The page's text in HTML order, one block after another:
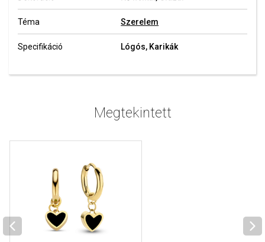
Téma Szerelem
Specifikáció Lógós, Karikák
Megtekintett